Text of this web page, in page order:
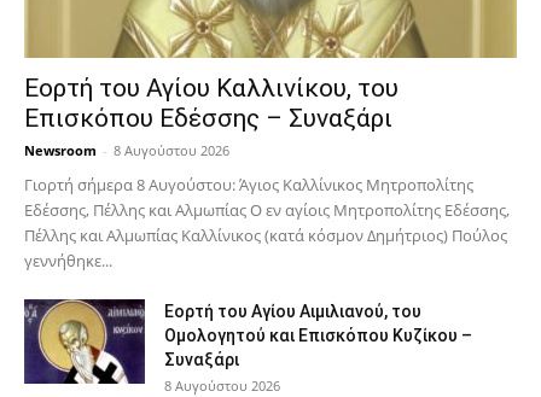
Εορτή του Αγίου Καλλινίκου, του
Επισκόπου Εδέσσης – Συναξάρι
Newsroom - 8 Αυγούστου 2026
Γιορτή σήμερα 8 Αυγούστου: Άγιος Καλλίνικος Μητροπολίτης
Εδέσσης, Πέλλης και Αλμωπίας Ο εν αγίοις Μητροπολίτης Εδέσσης,
Πέλλης και Αλμωπίας Καλλίνικος (κατά κόσμον Δημήτριος) Πούλος
γεννήθηκε...
Εορτή του Αγίου Αιμιλιανού, του
Ομολογητού και Επισκόπου Κυζίκου –
Συναξάρι
8 Αυγούστου 2026